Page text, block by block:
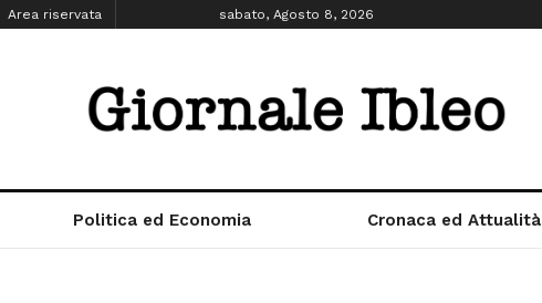
Area riservata sabato, Agosto 8, 2026
Politica ed Economia Cronaca ed Attualità